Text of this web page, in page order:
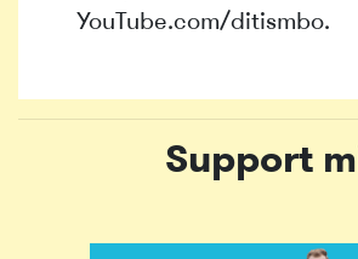
YouTube.com/ditismbo.
Support